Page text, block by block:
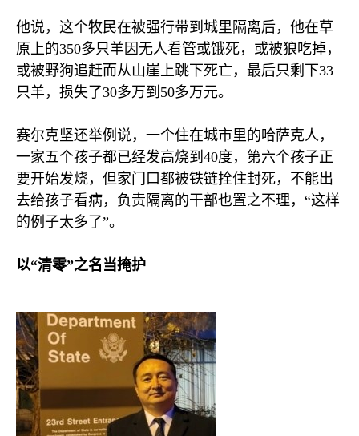
他说，这个牧民在被强行带到城里隔离后，他在草
原上的350多只羊因无人看管或饿死，或被狼吃掉，
或被野狗追赶而从山崖上跳下死亡，最后只剩下33
只羊，损失了30多万到 50多万元。
赛尔克坚还举例说，一个住在城市里的哈萨克人，
一家五个孩子都已经发高烧到 40度，第六个孩子正
要开始发烧，但家门口都被铁链拴住封死，不能出
去给孩子看病，负责隔离的干部也置之不理，“这样
的例子太多了”。
以“清零”之名当掩护